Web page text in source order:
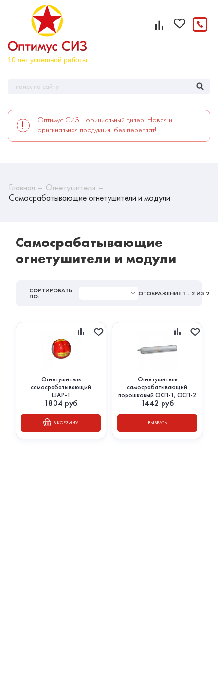
Оптимус СИЗ - официальный дилер. Новая и
оригинальная продукция, без переплат!
Главная
Огнетушители
Самосрабатывающие огнетушители и модули
Самосрабатывающие
огнетушители и модули
СОРТИРОВАТЬ
ПО: ... ОТОБРАЖЕНИЕ 1 - 2 ИЗ 2
Огнетушитель
самосрабатывающий
ШАР-1
1804 руб
В КОРЗИНУ
Огнетушитель
самосрабатывающий
порошковый ОСП-1, ОСП-2
1442 руб
ВЫБРАТЬ